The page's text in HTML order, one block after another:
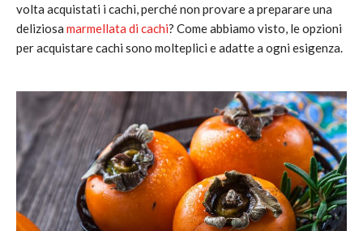
volta acquistati i cachi, perché non provare a preparare una
deliziosa marmellata di cachi? Come abbiamo visto, le opzioni
per acquistare cachi sono molteplici e adatte a ogni esigenza.